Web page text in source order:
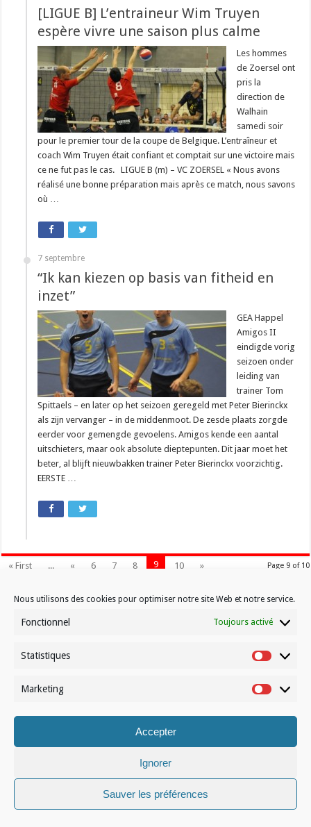
Nous utilisons des cookies pour optimiser notre site Web et notre service.
Fonctionnel Toujours activé
Statistiques
Marketing
Accepter
Ignorer
Sauver les préférences
[LIGUE B] L’entraineur Wim Truyen
espère vivre une saison plus calme
Les hommes
de Zoersel ont
pris la
direction de
Walhain
samedi soir
pour le premier tour de la coupe de Belgique. L’entraîneur et
coach Wim Truyen était confiant et comptait sur une victoire mais
ce ne fut pas le cas. LIGUE B (m) – VC ZOERSEL « Nous avons
réalisé une bonne préparation mais après ce match, nous savons
où …
7 septembre
“Ik kan kiezen op basis van fitheid en
inzet”
GEA Happel
Amigos II
eindigde vorig
seizoen onder
leiding van
trainer Tom
Spittaels – en later op het seizoen geregeld met Peter Bierinckx
als zijn vervanger – in de middenmoot. De zesde plaats zorgde
eerder voor gemengde gevoelens. Amigos kende een aantal
uitschieters, maar ook absolute dieptepunten. Dit jaar moet het
beter, al blijft nieuwbakken trainer Peter Bierinckx voorzichtig.
EERSTE …
Page 9 of 10
« First ... « 6 7 8 9 10 »
Contactez-nous
© Volleynews.be2026
Déclaration de confidentialité
Français Nederlands